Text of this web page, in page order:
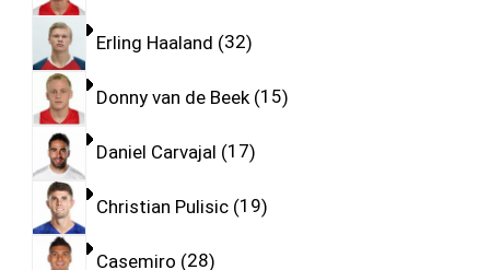
Erling Haaland 32
Donny van de Beek 15
Daniel Carvajal 17
Christian Pulisic 19
Casemiro 28